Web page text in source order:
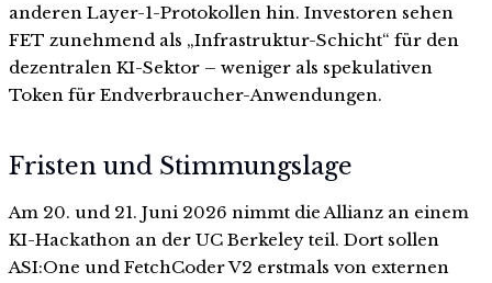
anderen Layer-1-Protokollen hin. Investoren sehen
FET zunehmend als „Infrastruktur-Schicht“ für den
dezentralen KI-Sektor – weniger als spekulativen
Token für Endverbraucher-Anwendungen.
Fristen und Stimmungslage
Am 20. und 21. Juni 2026 nimmt die Allianz an einem
KI-Hackathon an der UC Berkeley teil. Dort sollen
ASI:One und FetchCoder V2 erstmals von externen